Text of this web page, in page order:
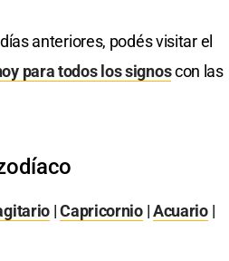
anteriores, podés visitar el
para todos los signoscon las
|Capricornio|Acuario|